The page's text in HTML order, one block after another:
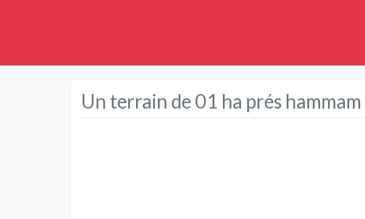
Un terrain de 01 ha prés